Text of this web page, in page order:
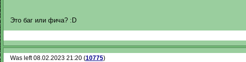
Это баг или фича? :D
Was left 08.02.2023 21:20 (10775)